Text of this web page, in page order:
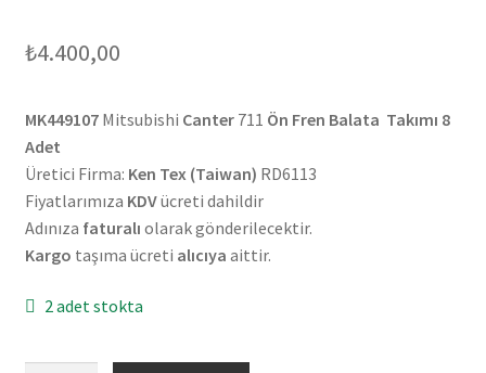
₺4.400,00
MK449107Mitsubishi Canter711 Ön Fren Balata Takımı 8
Adet
Üretici Firma: Ken Tex (Taiwan) RD6113
Fiyatlarımıza KDVücreti dahildir
Adınıza faturalı olarak gönderilecektir.
Kargo taşıma ücreti alıcıya aittir.
2 adet stokta